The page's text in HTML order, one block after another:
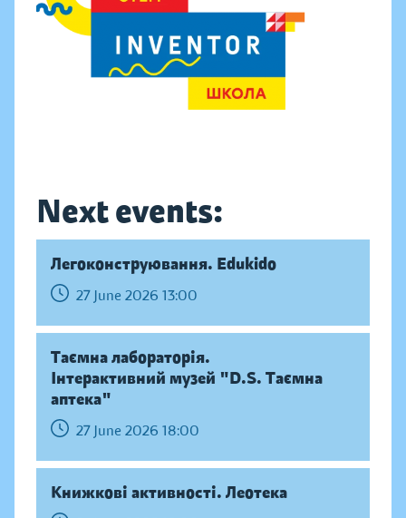
Next events:
Легоконструювання. Edukido
27 June 2026 13:00
Таємна лабораторія.
Інтерактивний музей "D.S. Таємна
аптека"
27 June 2026 18:00
Книжкові активності. Леотека